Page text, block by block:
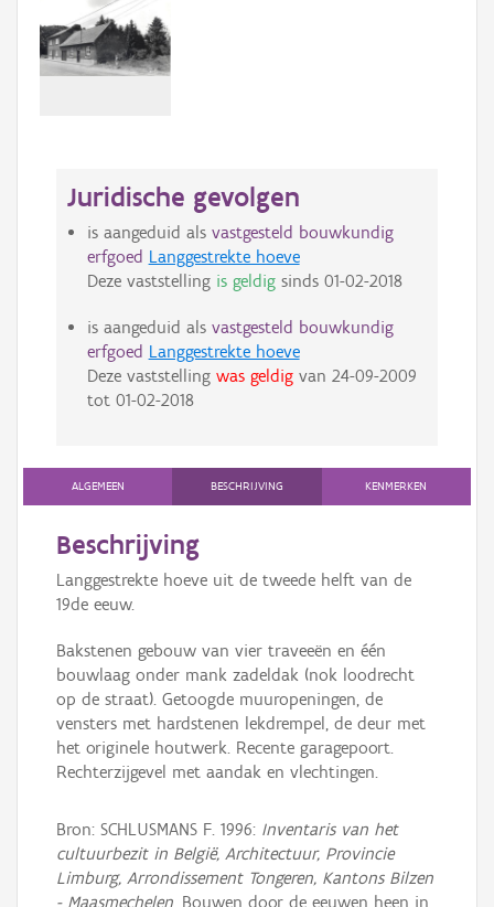
Juridische gevolgen
is aangeduid als vastgesteld bouwkundig
erfgoed Langgestrekte hoeve
Deze vaststelling is geldigsinds 01-02-2018
is aangeduid als vastgesteld bouwkundig
erfgoed Langgestrekte hoeve
Deze vaststelling was geldigvan 24-09-2009
tot 01-02-2018
ALGEMEEN BESCHRIJVING KENMERKEN
Beschrijving
Langgestrekte hoeve uit de tweede helft van de
19de eeuw.
Bakstenen gebouw van vier traveeën en één
bouwlaag onder mank zadeldak (nok loodrecht
op de straat). Getoogde muuropeningen, de
vensters met hardstenen lekdrempel, de deur met
het originele houtwerk. Recente garagepoort.
Rechterzijgevel met aandak en vlechtingen.
Bron: SCHLUSMANS F. 1996: Inventaris van het
cultuurbezit in België, Architectuur, Provincie
Limburg, Arrondissement Tongeren, Kantons Bilzen
- Maasmechelen , Bouwen door de eeuwen heen in